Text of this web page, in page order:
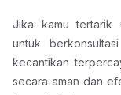
Jika kamu tertarik
untuk
kecantikan
secara aman dan